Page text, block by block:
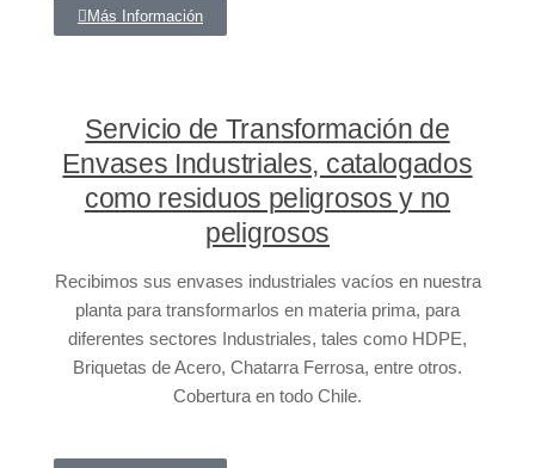
Más Información
Servicio de Transformación de
Envases Industriales, catalogados
como residuos peligrosos y no
peligrosos
Recibimos sus envases industriales vacíos en nuestra
planta para transformarlos en materia prima, para
diferentes sectores Industriales, tales como HDPE,
Briquetas de Acero, Chatarra Ferrosa, entre otros.
Cobertura en todo Chile.